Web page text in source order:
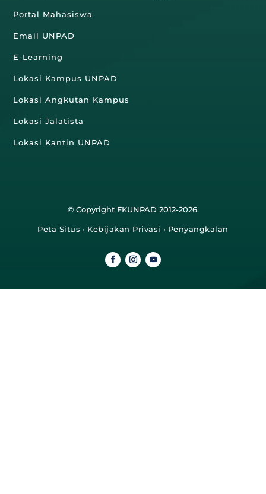
Portal Mahasiswa
Email UNPAD
E-Learning
Lokasi Kampus UNPAD
Lokasi Angkutan Kampus
Lokasi Jalatista
Lokasi Kantin UNPAD
© Copyright FKUNPAD 2012-2026.
Peta Situs • Kebijakan Privasi • Penyangkalan